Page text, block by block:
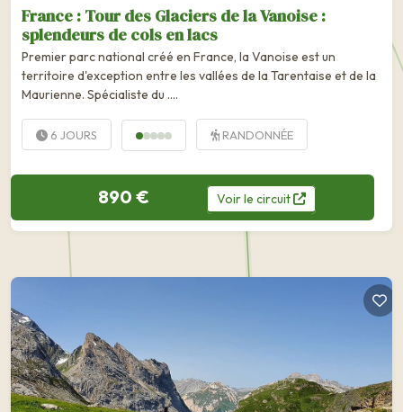
France : Tour des Glaciers de la Vanoise :
splendeurs de cols en lacs
Premier parc national créé en France, la Vanoise est un
territoire d'exception entre les vallées de la Tarentaise et de la
Maurienne. Spécialiste du ….
6 JOURS RANDONNÉE
890 € Voirle circuit